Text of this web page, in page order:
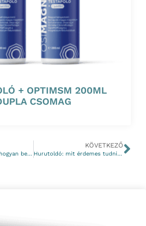
+ OPTIMSM 200ML
CSOMAG
Orvosmeteorológia: hogyan befolyásolja az időjárás a szervezetünket?
KÖVETKEZŐ
Hurutoldó: mit érdemes tudni a köptetőkről és nyákoldókról?